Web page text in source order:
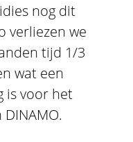
nog dit
verliezen we
tijd 1/3
wat een
is voor het